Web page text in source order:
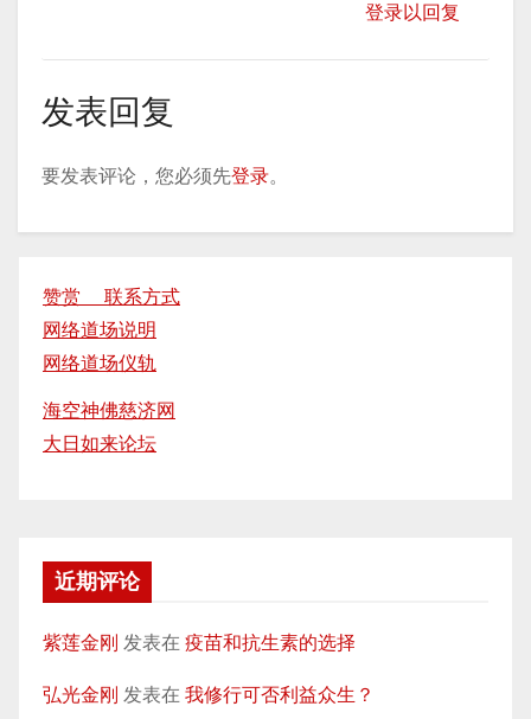
登录以回复
发表回复
要发表评论，您必须先登录。
赞赏 联系方式
网络道场说明
网络道场仪轨
海空神佛慈济网
大日如来论坛
近期评论
紫莲金刚 发表在 疫苗和抗生素的选择
弘光金刚 发表在 我修行可否利益众生？